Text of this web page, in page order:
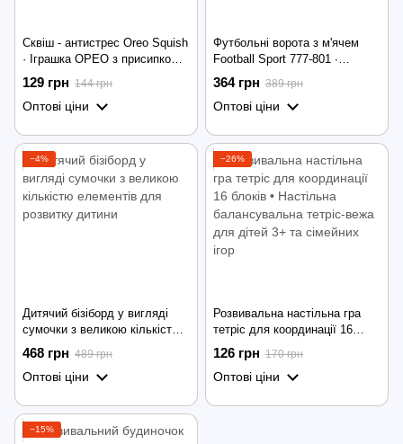
Cквіш - антистрес Oreo Squish
· Іграшка ОРЕО з присипкою
та M&M's
129 грн 144 грн
Оптові ціни
Футбольні ворота з м'ячем
Football Sport 777-801 ∙
Дитячий набір для гри у
футбол вдома
364 грн 389 грн
Оптові ціни
−4%
Дитячий бізіборд у вигляді
сумочки з великою кількістю
елементів для розвитку
дитини
468 грн 489 грн
Оптові ціни
−26%
Розвивальна настільна гра
тетріс для координації 16
блоків • Настільна
балансувальна тетріс-вежа
для дітей 3+ та сімейних ігор
126 грн 170 грн
Оптові ціни
−15%